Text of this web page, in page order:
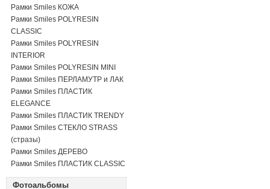
Рамки Smiles КОЖА
Рамки Smiles POLYRESIN
CLASSIC
Рамки Smiles POLYRESIN
INTERIOR
Рамки Smiles POLYRESIN MINI
Рамки Smiles ПЕРЛАМУТР и ЛАК
Рамки Smiles ПЛАСТИК
ELEGANCE
Рамки Smiles ПЛАСТИК TRENDY
Рамки Smiles СТЕКЛО STRASS
(стразы)
Рамки Smiles ДЕРЕВО
Рамки Smiles ПЛАСТИК CLASSIC
Фотоальбомы